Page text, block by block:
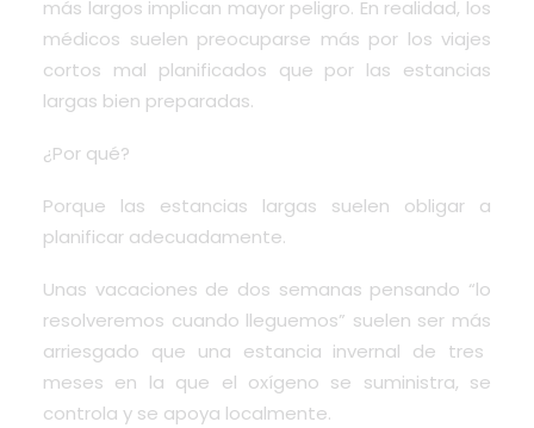
más largos implican mayor peligro. En realidad, los
médicos suelen preocuparse más por los viajes
cortos mal planificados que por las estancias
largas bien preparadas.
¿Por qué?
Porque las estancias largas suelen obligar a
planificar adecuadamente.
Unas vacaciones de dos semanas pensando “lo
resolveremos cuando lleguemos” suelen ser más
arriesgado que una estancia invernal de tres
meses en la que el oxígeno se suministra, se
controla y se apoya localmente.